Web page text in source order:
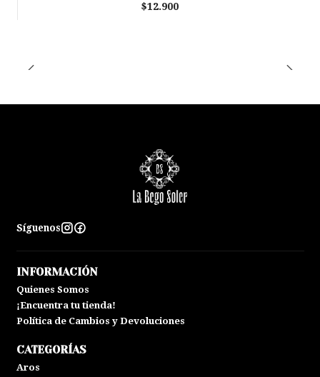
$12.900
Síguenos
INFORMACIÓN
Quienes Somos
¡Encuentra tu tienda!
Política de Cambios y Devoluciones
CATEGORÍAS
Aros